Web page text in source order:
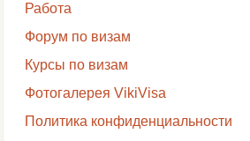
Работа
Форум по визам
Курсы по визам
Фотогалерея VikiVisa
Политика конфиденциальности